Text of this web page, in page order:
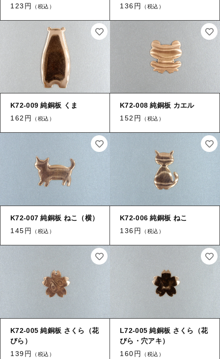
123円
（税込）
136円
（税込）
K72-009 純銅板 くま
162円
（税込）
K72-008 純銅板 カエル
152円
（税込）
K72-007 純銅板 ねこ（横）
145円
（税込）
K72-006 純銅板 ねこ
136円
（税込）
K72-005 純銅板 さくら（花
びら）
139円
（税込）
L72-005 純銅板 さくら（花
びら・穴アキ）
160円
（税込）